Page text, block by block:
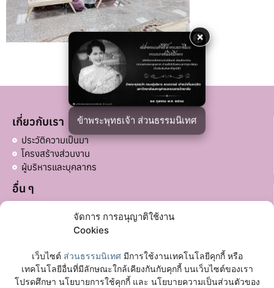
จัดการ การอนุญาติใช้งาน
Cookies
เว็บไซต์ ส่วนธรรมนิเทศมีการใช้งานเทคโนโลยีคุกกี้ หรือ
เทคโนโลยีอื่นที่มีลักษณะใกล้เคียงกันกับคุกกี้ บนเว็บไซต์ของเรา
โปรดศึกษา นโยบายการใช้คุกกี้ และ นโยบายความเป็นส่วนตัวของ
×
ข้าพระพุทธเจ้า ส่วนธรรมนิเทศ
เกี่ยวกับเรา
ประวัติความเป็นมา
โครงสร้างส่วนงาน
ผู้บริหารและบุคลากร
อื่น ๆ
ลิงก์ที่เกี่ยวข้อง
มหาวิทยาลัยมหาจุฬาลงกรณราชวิทยาลัย
เฟซบุ๊กเพจ